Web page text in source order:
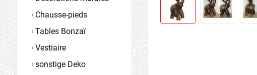
Chausse-pieds
Tables Bonzaï
Vestiaire
sonstige Deko